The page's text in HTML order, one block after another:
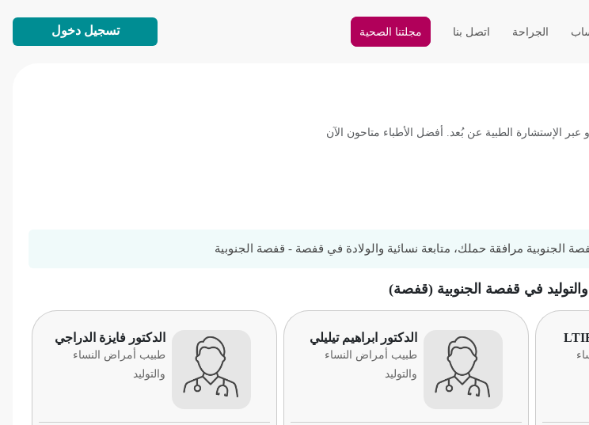
الجراحة اتصل بنا مجلتنا الصحية تسجيل دخول
الإستشارة الطبية عن بُعد. أفضل الأطباء متاحون الآن
الجنوبية مرافقة حملك، متابعة نسائية والولادة في قفصة - قفصة الجنوبية
في قفصة الجنوبية (قفصة)
الدكتور ابراهيم تيليلي
طبيب أمراض النساء
والتوليد
الدكتور فايزة الدراجي
طبيب أمراض النساء
والتوليد